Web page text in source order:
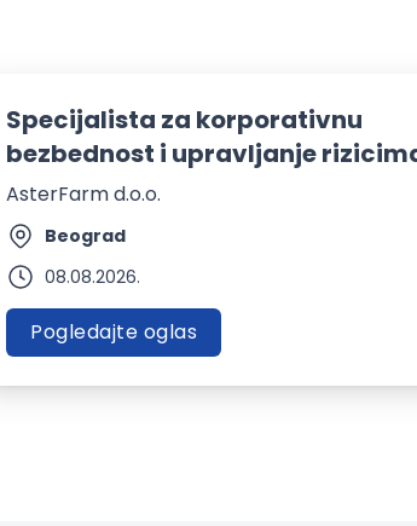
Specijalista za korporativnu
bezbednost i upravljanje
AsterFarm d.o.o.
Beograd
08.08.2026.
Pogledajte oglas